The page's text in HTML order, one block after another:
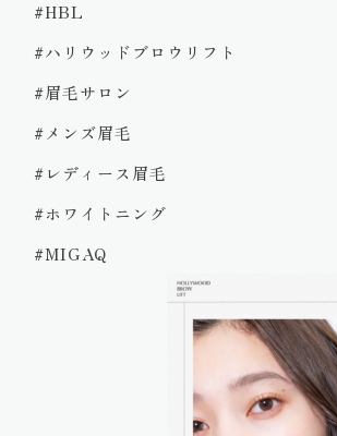
#HBL
#ハリウッドブロウリフト
#眉毛サロン
#メンズ眉毛
#レディース眉毛
#ホワイトニング
#MIGAQ